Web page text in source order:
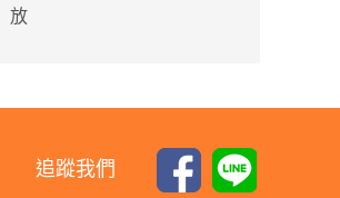
放
追蹤我們